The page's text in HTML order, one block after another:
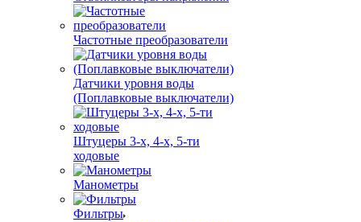
Частотные преобразователи
Датчики уровня воды
(Поплавковые выключатели)
Штуцеры 3-х, 4-х, 5-ти
ходовые
Манометры
Фильтры